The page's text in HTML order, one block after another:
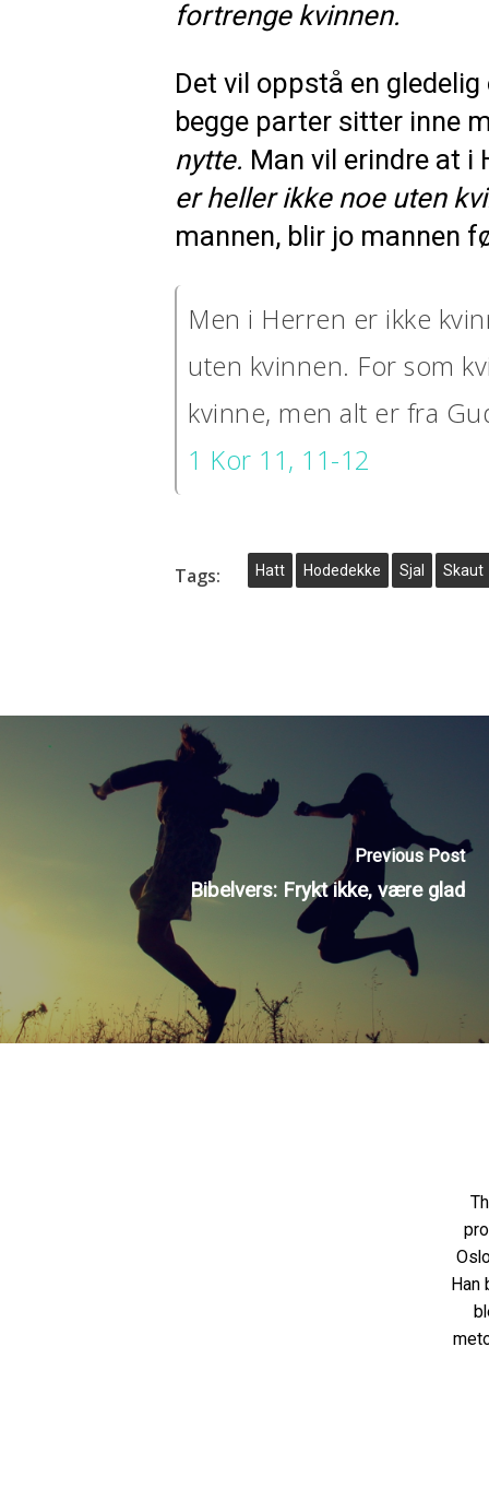
fortrenge kvinnen.
Det vil oppstå en
begge parter sitter inne
nytte. Man vil erindre at i
er heller ikke noe uten
mannen, blir jo mannen
Men i Herren er ikke
uten kvinnen. For som
kvinne, men alt er fra
1 Kor 11, 11-12
Tags: Hatt Hodedekke Sjal Skaut
Previous Post
Bibelvers: Frykt ikke, være glad
Han